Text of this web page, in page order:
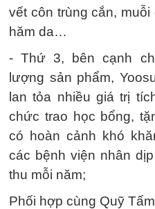
vết côn trùng cắn,
hăm da…
- Thứ 3, bên cạnh
lượng sản phẩm,
lan tỏa nhiều giá trị
chức trao học bổng,
có hoàn cảnh khó
các bệnh viện nhân
thu mỗi năm;
Phối hợp cùng Quỹ